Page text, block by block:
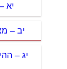
יא
יב –
יג –